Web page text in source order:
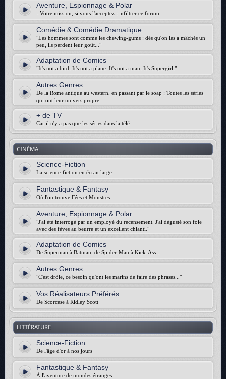
Aventure, Espionnage & Polar
- Votre mission, si vous l'acceptez : infiltrer ce forum
Comédie & Comédie Dramatique
"Les hommes sont comme les chewing-gums : dès qu'on les a mâchés un
peu, ils perdent leur goût..."
Adaptation de Comics
"It's not a bird. It's not a plane. It's not a man. It's Supergirl."
Autres Genres
De la Rome antique au western, en passant par le soap : Toutes les séries
qui ont leur univers propre
+ de TV
Car il n'y a pas que les séries dans la télé
CINÉMA
Science-Fiction
La science-fiction en écran large
Fantastique & Fantasy
Où l'on trouve Fées et Monstres
Aventure, Espionnage & Polar
"J'ai été interrogé par un employé du recensement. J'ai dégusté son foie
avec des fèves au beurre et un excellent chianti."
Adaptation de Comics
De Superman à Batman, de Spider-Man à Kick-Ass...
Autres Genres
"C'est drôle, ce besoin qu'ont les marins de faire des phrases..."
Vos Réalisateurs Préférés
De Scorcese à Ridley Scott
LITTÉRATURE
Science-Fiction
De l'âge d'or à nos jours
Fantastique & Fantasy
À l'aventure de mondes étranges